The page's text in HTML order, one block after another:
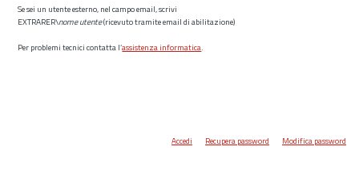
Se sei un utente esterno, nel campo email, scrivi
EXTRARER\nome utente(ricevuto tramite email di abilitazione)
Per problemi tecnici contatta l’assistenza informatica.
Accedi Recupera password Modifica password